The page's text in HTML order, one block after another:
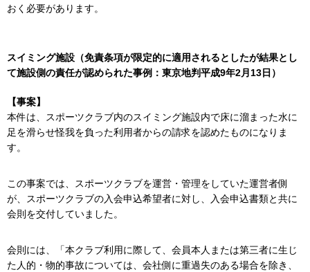
おく必要があります。
スイミング施設（免責条項が限定的に適用されるとしたが結果とし
て施設側の責任が認められた事例：東京地判平成9年2月13日）
【事案】
本件は、スポーツクラブ内のスイミング施設内で床に溜まった水に
足を滑らせ怪我を負った利用者からの請求を認めたものになりま
す。
この事案では、スポーツクラブを運営・管理をしていた運営者側
が、スポーツクラブの入会申込希望者に対し、入会申込書類と共に
会則を交付していました。
会則には、「本クラブ利用に際して、会員本人または第三者に生じ
た人的・物的事故については、会社側に重過失のある場合を除き、